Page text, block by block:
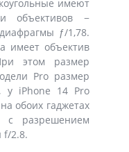
имеют
объективов −
ƒ/1,78.
имеет объектив
этом размер
Pro размер
у iPhone 14 Pro
обоих гаджетах
с разрешением
f/2.8.